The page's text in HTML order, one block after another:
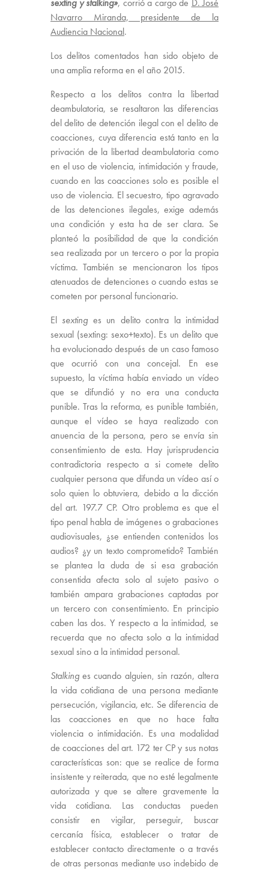
Navarro Miranda, presidente de la
Audiencia Nacional.
Los delitos comentados han sido objeto de
una amplia reforma en el año 2015.
Respecto a los delitos contra la libertad
deambulatoria, se resaltaron las diferencias
del delito de detención ilegal con el delito de
coacciones, cuya diferencia está tanto en la
privación de la libertad deambulatoria como
en el uso de violencia, intimidación y fraude,
cuando en las coacciones solo es posible el
uso de violencia. El secuestro, tipo agravado
de las detenciones ilegales, exige además
una condición y esta ha de ser clara. Se
planteó la posibilidad de que la condición
sea realizada por un tercero o por la propia
víctima. También se mencionaron los tipos
atenuados de detenciones o cuando estas se
cometen por personal funcionario.
El sexting es un delito contra la intimidad
sexual (sexting: sexo+texto). Es un delito que
ha evolucionado después de un caso famoso
que ocurrió con una concejal. En ese
supuesto, la víctima había enviado un vídeo
que se difundió y no era una conducta
punible. Tras la reforma, es punible también,
aunque el vídeo se haya realizado con
anuencia de la persona, pero se envía sin
consentimiento de esta. Hay jurisprudencia
contradictoria respecto a si comete delito
cualquier persona que difunda un vídeo así o
solo quien lo obtuviera, debido a la dicción
del art. 197.7 CP. Otro problema es que el
tipo penal habla de imágenes o grabaciones
audiovisuales, ¿se entienden contenidos los
audios? ¿y un texto comprometido? También
se plantea la duda de si esa grabación
consentida afecta solo al sujeto pasivo o
también ampara grabaciones captadas por
un tercero con consentimiento. En principio
caben las dos. Y respecto a la intimidad, se
recuerda que no afecta solo a la intimidad
sexual sino a la intimidad personal.
Stalking es cuando alguien, sin razón, altera
la vida cotidiana de una persona mediante
persecución, vigilancia, etc. Se diferencia de
las coacciones en que no hace falta
violencia o intimidación. Es una modalidad
de coacciones del art. 172 ter CP y sus notas
características son: que se realice de forma
insistente y reiterada, que no esté legalmente
autorizada y que se altere gravemente la
vida cotidiana. Las conductas pueden
consistir en vigilar, perseguir, buscar
cercanía física, establecer o tratar de
establecer contacto directamente o a través
de otras personas mediante uso indebido de